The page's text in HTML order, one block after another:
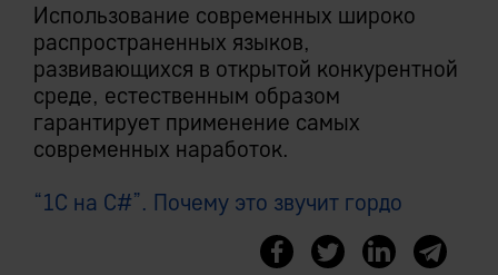
Использование современных широко
распространенных языков,
развивающихся в открытой конкурентной
среде, естественным образом
гарантирует применение самых
современных наработок.
“1C на C#”. Почему это звучит гордо